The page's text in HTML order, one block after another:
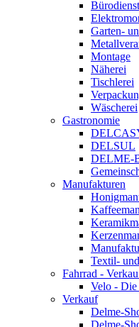
Garten-
Montage
Näherei
Tischlerei
Wäscherei
Gastronomie
DELSUL
DELME-
Manufakturen
Textil-
Fahrrad -
Velo - Die
Verkauf
Delme-
Delme-